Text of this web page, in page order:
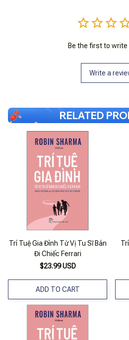
Be the first to write
Write a
RELATED
Trí Tuệ Gia Đình Từ Vị Tu Sĩ Bán
Đi Chiếc Ferrari
$23.99 USD
ADD TO CART